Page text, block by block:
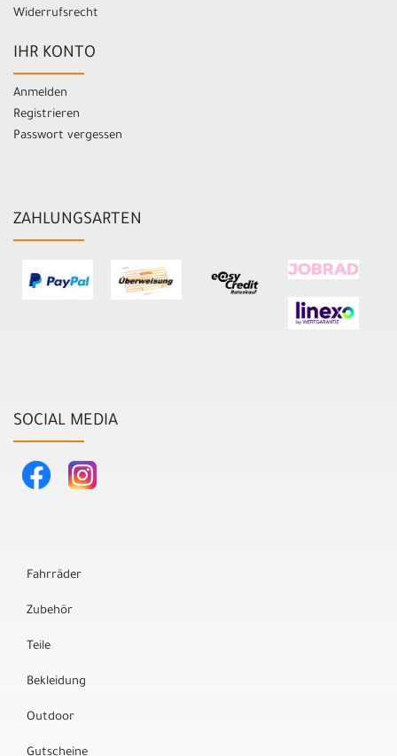
Widerrufsrecht
IHR KONTO
Anmelden
Registrieren
Passwort vergessen
ZAHLUNGSARTEN
SOCIAL MEDIA
Fahrräder
Zubehör
Teile
Bekleidung
Outdoor
Gutscheine